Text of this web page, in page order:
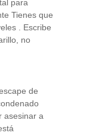
para
Tienes que
. Escribe
no
de
asesinar a